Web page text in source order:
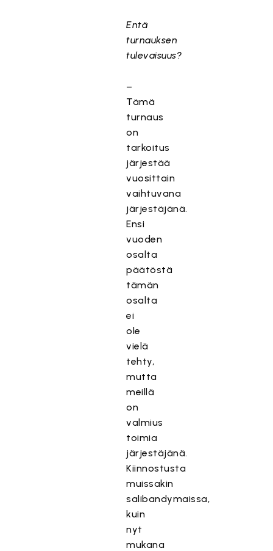
Entä
turnauksen
tulevaisuus?
–
Tämä
turnaus
on
tarkoitus
järjestää
vuosittain
vaihtuvana
järjestäjänä.
Ensi
vuoden
osalta
päätöstä
tämän
osalta
ei
ole
vielä
tehty,
mutta
meillä
on
valmius
toimia
järjestäjänä.
Kiinnostusta
muissakin
salibandymaissa,
kuin
nyt
mukana